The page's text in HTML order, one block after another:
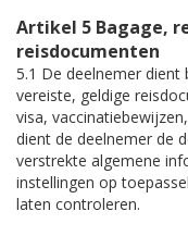
Artikel 5 Bagage,
reisdocumenten
5.1 De deelnemer dient
vereiste, geldige
visa,
dient de deelnemer de
verstrekte algemene
instellingen op
laten controleren.